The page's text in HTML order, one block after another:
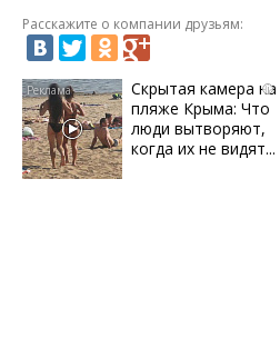
Расскажите о компании друзьям:
i
Скрытая камера на
пляже Крыма: Что
люди вытворяют,
когда их не видят...